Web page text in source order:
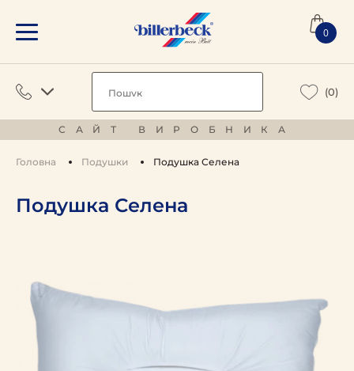
0
(0)
САЙТ ВИРОБНИКА
Головна Подушки Подушка Селена
Подушка Селена